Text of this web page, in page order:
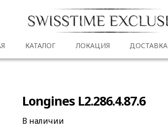
КАТАЛОГ ЛОКАЦИЯ ДОСТАВКА
Longines L2.286.4.87.6
В наличии